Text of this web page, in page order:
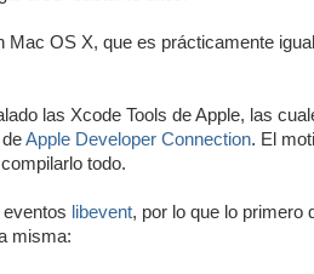
OS X, que es prácticamente
las Xcode Tools de Apple, las
Apple Developer Connection. El
todo.
libevent, por lo que lo primero
misma: